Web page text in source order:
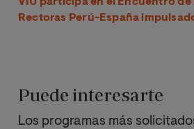
VIU participa en el Encuentro de
Rectoras Perú-España
Puede interesarte
Los programas más